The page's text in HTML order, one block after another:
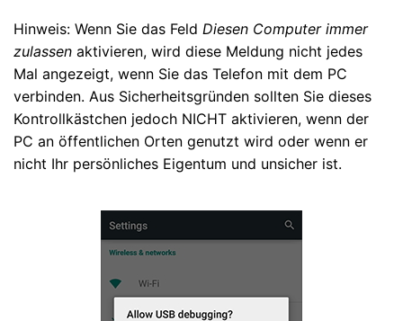
Hinweis: Wenn Sie das Feld Diesen Computer immer
zulassen aktivieren, wird diese Meldung nicht jedes
Mal angezeigt, wenn Sie das Telefon mit dem PC
verbinden. Aus Sicherheitsgründen sollten Sie dieses
Kontrollkästchen jedoch NICHT aktivieren, wenn der
PC an öffentlichen Orten genutzt wird oder wenn er
nicht Ihr persönliches Eigentum und unsicher ist.